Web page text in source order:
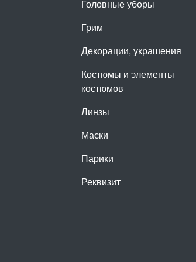
Головные уборы
Грим
Декорации, украшения
Костюмы и элементы
костюмов
Линзы
Маски
Парики
Реквизит